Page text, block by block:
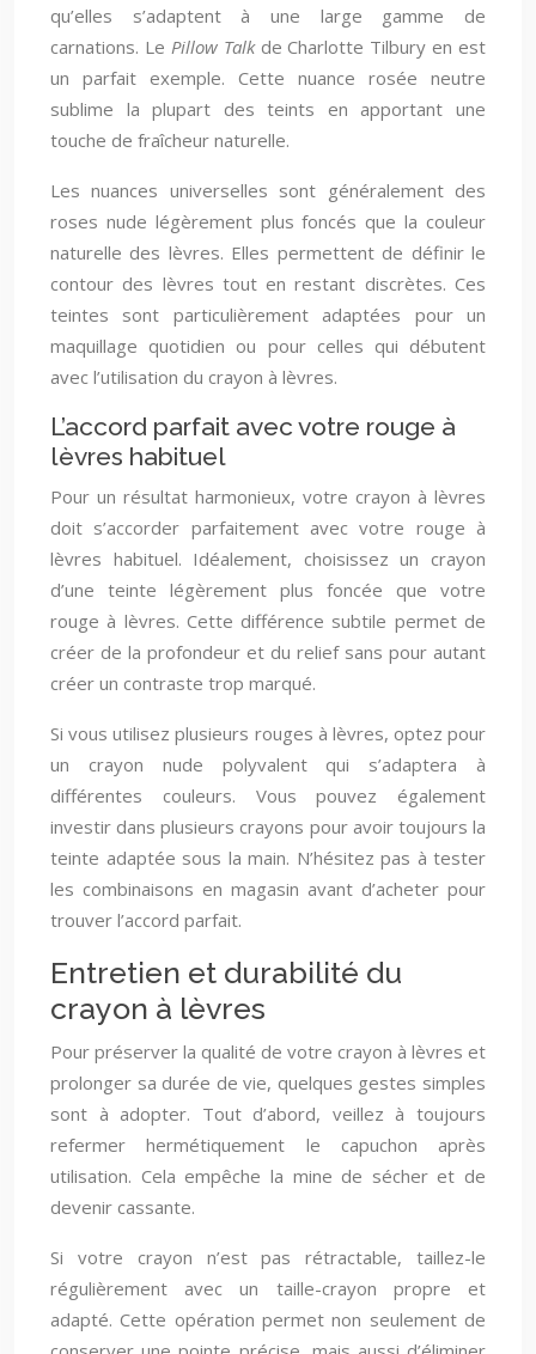
qu’elles s’adaptent à une large gamme de
carnations. Le Pillow Talk de Charlotte Tilbury en est
un parfait exemple. Cette nuance rosée neutre
sublime la plupart des teints en apportant une
touche de fraîcheur naturelle.
Les nuances universelles sont généralement des
roses nude légèrement plus foncés que la couleur
naturelle des lèvres. Elles permettent de définir le
contour des lèvres tout en restant discrètes. Ces
teintes sont particulièrement adaptées pour un
maquillage quotidien ou pour celles qui débutent
avec l’utilisation du crayon à lèvres.
L’accord parfait avec votre rouge à
lèvres habituel
Pour un résultat harmonieux, votre crayon à lèvres
doit s’accorder parfaitement avec votre rouge à
lèvres habituel. Idéalement, choisissez un crayon
d’une teinte légèrement plus foncée que votre
rouge à lèvres. Cette différence subtile permet de
créer de la profondeur et du relief sans pour autant
créer un contraste trop marqué.
Si vous utilisez plusieurs rouges à lèvres, optez pour
un crayon nude polyvalent qui s’adaptera à
différentes couleurs. Vous pouvez également
investir dans plusieurs crayons pour avoir toujours la
teinte adaptée sous la main. N’hésitez pas à tester
les combinaisons en magasin avant d’acheter pour
trouver l’accord parfait.
Entretien et durabilité du
crayon à lèvres
Pour préserver la qualité de votre crayon à lèvres et
prolonger sa durée de vie, quelques gestes simples
sont à adopter. Tout d’abord, veillez à toujours
refermer hermétiquement le capuchon après
utilisation. Cela empêche la mine de sécher et de
devenir cassante.
Si votre crayon n’est pas rétractable, taillez-le
régulièrement avec un taille-crayon propre et
adapté. Cette opération permet non seulement de